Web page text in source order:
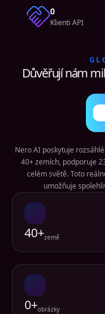
0
Klienti API
Důvěřují nám
Nero AI poskytuje
40+ zemích, podporuje
celém světě. Toto
umožňuje
40+země
0+obrázky